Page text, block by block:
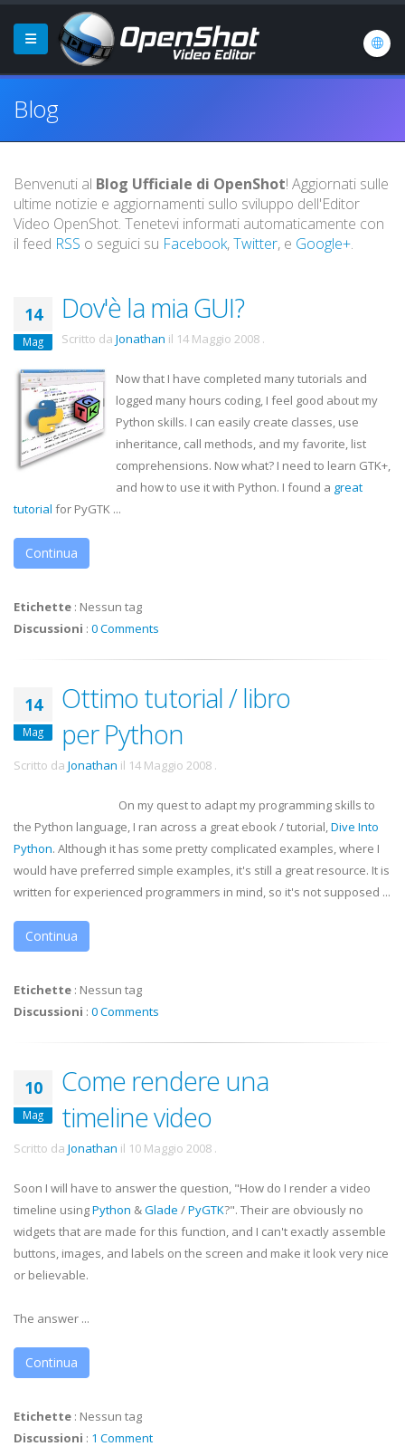
Blog
Benvenuti al Blog Ufficiale di OpenShot! Aggiornati sulle
ultime notizie e aggiornamenti sullo sviluppo dell'Editor
Video OpenShot. Tenetevi informati automaticamente con
il feed RSS o seguici su Facebook,Twitter, e Google+.
14
Mag
Dov'è la mia GUI?
Scritto da Jonathan il 14 Maggio 2008 .
Now that I have completed many tutorials and
logged many hours coding, I feel good about my
Python skills. I can easily create classes, use
inheritance, call methods, and my favorite, list
comprehensions. Now what? I need to learn GTK+,
and how to use it with Python. I found a great
tutorial for PyGTK ...
Continua
Etichette : Nessun tag
Discussioni : 0 Comments
14
Mag
Ottimo tutorial / libro
per Python
Scritto da Jonathan il 14 Maggio 2008 .
On my quest to adapt my programming skills to
the Python language, I ran across a great ebook/ tutorial,Dive Into
Python. Although it has some pretty complicated examples, where I
would have preferred simple examples, it's still a great resource. It is
written for experienced programmers in mind, so it's not supposed ...
Continua
Etichette : Nessun tag
Discussioni : 0 Comments
10
Mag
Come rendere una
timeline video
Scritto da Jonathan il 10 Maggio 2008 .
Soon I will have to answer the question, "How do I render a video
timeline usingPython &Glade /PyGTK?". Their are obviously no
widgets that are made for this function, and I can't exactly assemble
buttons, images, and labels on the screen and make it look very nice
or believable.
The answer ...
Continua
Etichette : Nessun tag
Discussioni : 1 Comment